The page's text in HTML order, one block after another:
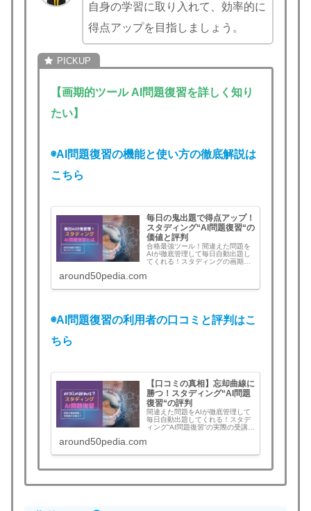
自身の学習に取り入れて、効率的に
得点アップを目指しましょう。
【画期的ツール AI問題復習を詳しく知り
たい】
◉AI問題復習の機能と使い方の徹底解説は
こちら
毎日の鬼出題で得点アップ！
スタディング“AI問題復習“の
価値と評判
合格最強ツール！間違えた問題を
AIが徹底管理して毎日自動出題し
てくれる！スタディングの画期的
使い方、評判と口コミ、実際の効
バルに差をつけたい！
around50pedia.com
◉AI問題復習の利用者の口コミと評判はこ
ちら
【口コミの真相】忘却曲線に
勝つ！スタディング“AI問題
復習“の評判
間違えた問題をAIが徹底管理して
毎日自動出題してくれる！スタデ
ィング“AI問題復習”の実際の受講生
音を探る！口コミの真相はいか
around50pedia.com